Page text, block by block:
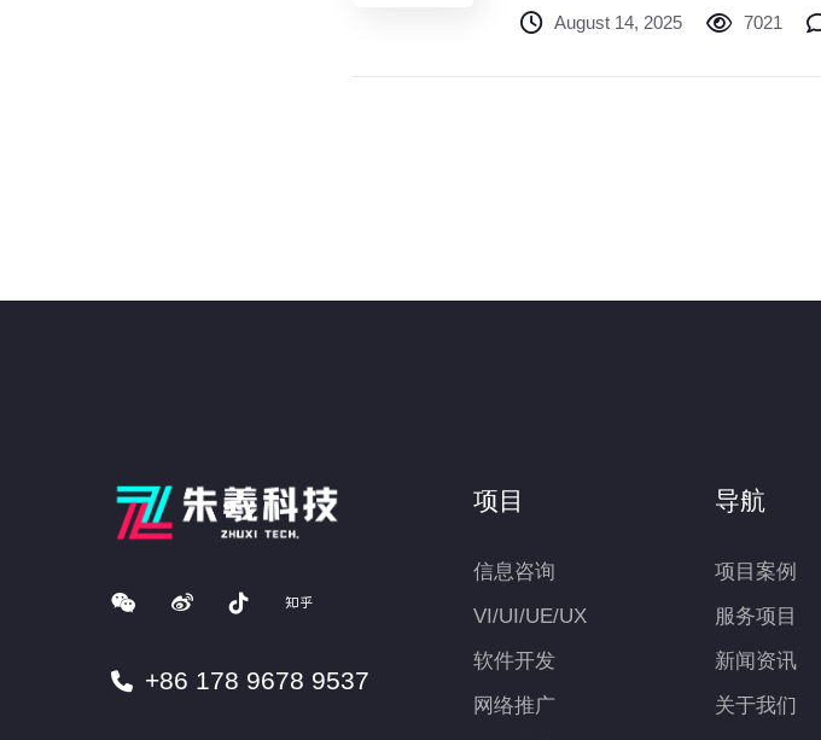
数跳涨0.8%，黄金单日暴跌
August 14, 2025 7021
+86 178 9678 9537
项目
信息咨询
VI/UI/UE/UX
软件开发
网络推广
导航
项目案例
服务项目
新闻资讯
关于我们